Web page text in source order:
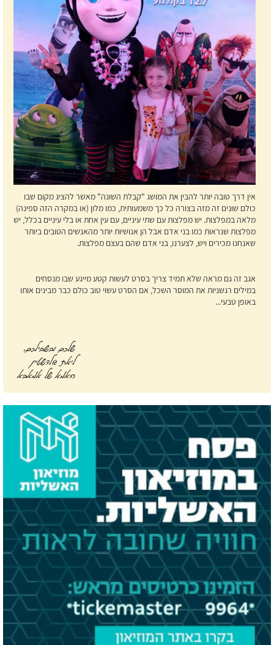
אין דרך טובה יותר להבין את המושג "קבלת השונה" מאשר להציג מקום שבו
כולם שונים זה מזה בצורה כל כך משמעותית, כמו מלון (או במקרה הזה ספינה)
מלאה במפלצות. יש מפלצות עם שתי עיניים, עם עין אחת או בלי עיניים בכלל, יש
מפלצות שנראות כמו בני אדם אבל הן אנושיות יותר מהאנשים הטובים ביותר
שאנחנו מכירים ויש, לצערנו, בני אדם שהם בעצם מפלצות.
אגב זה גם מראה שלא תמיד צריך בסרט לעשות קטע מייגע שבו מנסחים
במילים רגשניות את המוסר השכל, אם הסרט עשוי טוב כולם כבר מבינים אותו
באופן טבעי...